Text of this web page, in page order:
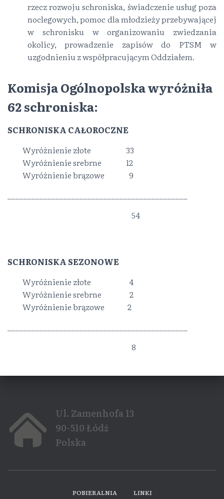
rzecz rozwoju schroniska, świadczenie usług poza
noclegowych, pomoc dla młodzieży przebywającej
w schronisku w organizowaniu zwiedzania
okolicy, prowadzenie zapisów do PTSM w
uzgodnieniu z współpracującym Oddziałem.
Komisja Ogólnopolska wyróżniła
62 schroniska:
SCHRONISKA CAŁOROCZNE
Wyróżnienie złote
33
Wyróżnienie srebrne
12
Wyróżnienie brązowe
9
54
SCHRONISKA SEZONOWE
Wyróżnienie złote
4
Wyróżnienie srebrne
2
Wyróżnienie brązowe
2
8
Ul. Zamenhofa 13
90-510 Łódź
Polska
POBIERALNIA LINKI